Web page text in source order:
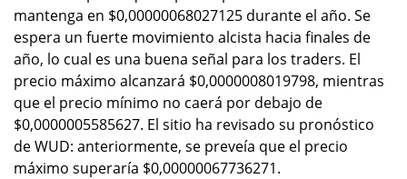
mantenga en $0,00000068027125 durante el año. Se
espera un fuerte movimiento alcista hacia finales de
año, lo cual es una buena señal para los traders. El
precio máximo alcanzará $0,0000008019798, mientras
que el precio mínimo no caerá por debajo de
$0,0000005585627. El sitio ha revisado su pronóstico
de WUD: anteriormente, se preveía que el precio
máximo superaría $0,00000067736271.